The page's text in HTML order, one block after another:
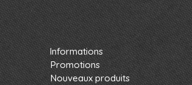
Informations
Promotions
Nouveaux produits